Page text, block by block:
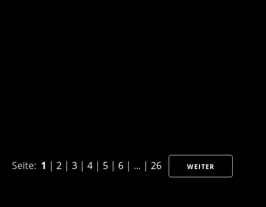
Seite: 1 | 2 | 3 | 4 | 5 | 6 | ... | 26 WEITER